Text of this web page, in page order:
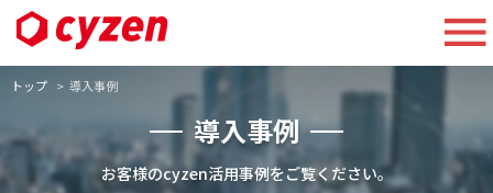
トップ 導入事例
導入事例
お客様のcyzen活用事例をご覧ください。